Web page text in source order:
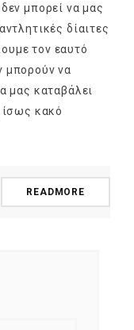
μπορεί να μας
δίαιτες
τον εαυτό
μπορούν να
μας καταβάλει
ίσως κακό
READMORE